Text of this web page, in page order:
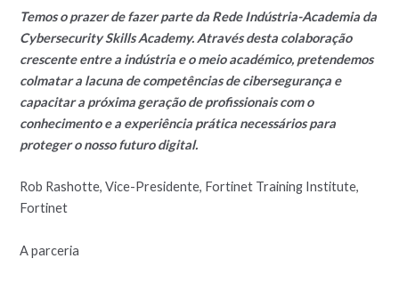
Temos o prazer de fazer parte da Rede Indústria-Academia da
Cybersecurity Skills Academy. Através desta colaboração
crescente entre a indústria e o meio académico, pretendemos
colmatar a lacuna de competências de cibersegurança e
capacitar a próxima geração de profissionais com o
conhecimento e a experiência prática necessários para
proteger o nosso futuro digital.
Rob Rashotte, Vice-Presidente, Fortinet Training Institute,
Fortinet
A parceria